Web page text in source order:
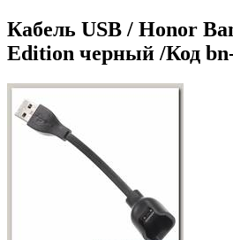
Кабель USB / Honor
Edition черный /Код